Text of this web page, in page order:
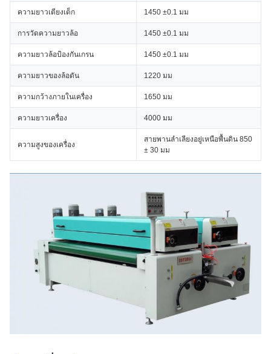
ความยาวเตียงเด็ก 1450 ±0.1 มม
การวัดความยาวล้อ 1450 ±0.1 มม
ความยาวล้อป้องกันเกรน 1450 ±0.1 มม
ความยาวของล้อดัน 1220 มม
ความกว้างภายในเครื่อง 1650 มม
ความยาวเครื่อง 4000 มม
ความสูงของเครื่อง
สายพานลำเลียงอยู่เหนือพื้นดิน 850
± 30 มม